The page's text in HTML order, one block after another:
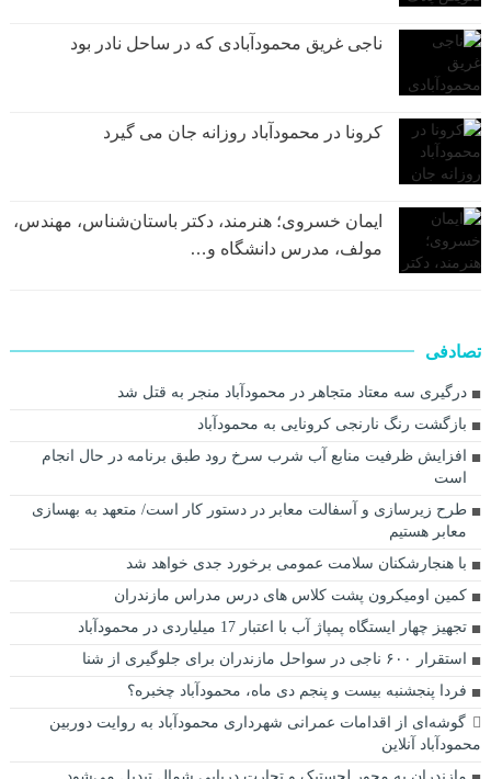
ناجی غریق محمودآبادی که در ساحل نادر بود
کرونا در محمودآباد روزانه جان می گیرد
ایمان خسروی؛ هنرمند، دکتر باستان‌شناس، مهندس،
مولف، مدرس دانشگاه و…
تصادفی
درگیری سه معتاد متجاهر در محمودآباد منجر به قتل شد
بازگشت رنگ نارنجی كرونايی به محمودآباد
افزایش ظرفیت منابع آب شرب سرخ رود طبق برنامه در حال انجام
است
طرح زیرسازی و آسفالت معابر در دستور کار است/ متعهد به بهسازی
معابر هستیم
با هنجارشکنان سلامت عمومی برخورد جدی خواهد شد
کمین اومیکرون پشت کلاس های درس مدراس مازندران
تجهیز چهار ایستگاه پمپاژ آب با اعتبار 17 میلیاردی در محمودآباد
استقرار ۶۰۰ ناجی در سواحل مازندران برای جلوگیری از شنا
فردا پنجشنبه بیست و پنجم دی ماه، محمودآباد چخبره؟
گوشه‌ای از اقدامات عمرانی شهرداری محمودآباد به روایت دوربین
محمودآباد آنلاین